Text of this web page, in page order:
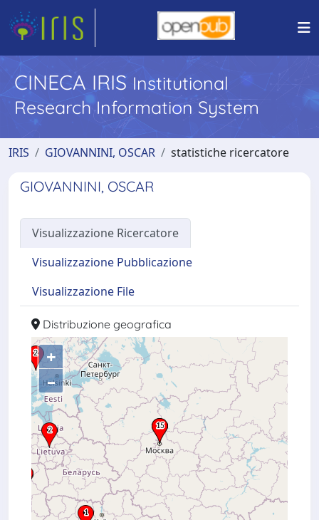
CINECA IRIS Institutional
Research Information System
IRIS GIOVANNINI, OSCAR statistiche ricercatore
GIOVANNINI, OSCAR
Visualizzazione Ricercatore
Visualizzazione Pubblicazione
Visualizzazione File
Distribuzione geografica
+
–